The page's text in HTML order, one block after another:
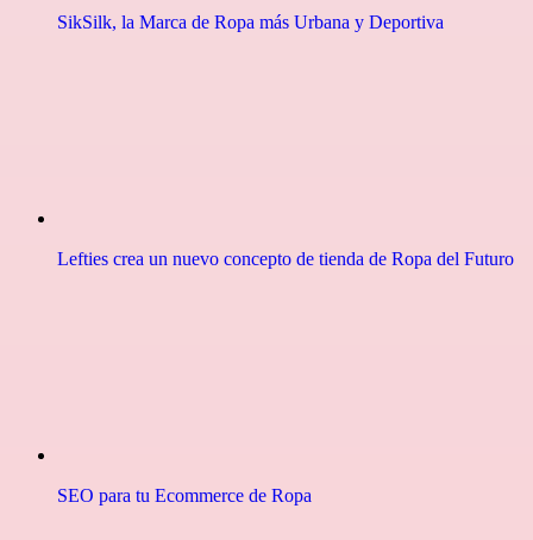
SikSilk, la Marca de Ropa más Urbana y Deportiva
Lefties crea un nuevo concepto de tienda de Ropa del Futuro
SEO para tu Ecommerce de Ropa